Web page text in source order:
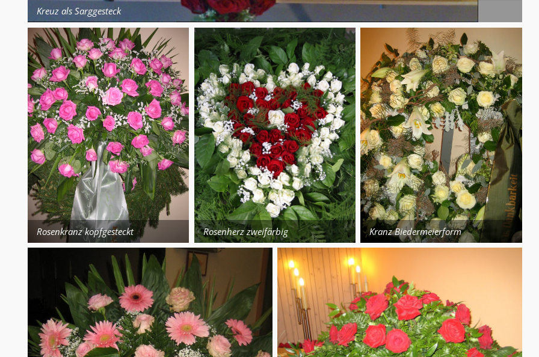
Kreuz als Sarggesteck
Rosenkranz kopfgesteckt Rosenherz zweifärbig Kranz Biedermeierform